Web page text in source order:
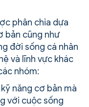
phân chia dựa
bản cũng như
đời sống cá nhân
và lĩnh vực khác
nhóm:
năng cơ bản mà
với cuộc sống